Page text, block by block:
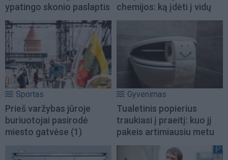
ypatingo skonio paslaptis
chemijos: ką įdėti į vidų
Sportas
Prieš varžybas jūroje
buriuotojai pasirodė
miesto gatvėse (1)
Gyvenimas
Tualetinis popierius
traukiasi į praeitį: kuo jį
pakeis artimiausiu metu